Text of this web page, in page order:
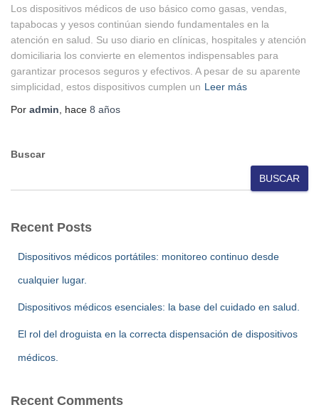
Los dispositivos médicos de uso básico como gasas, vendas,
tapabocas y yesos continúan siendo fundamentales en la
atención en salud. Su uso diario en clínicas, hospitales y atención
domiciliaria los convierte en elementos indispensables para
garantizar procesos seguros y efectivos. A pesar de su aparente
simplicidad, estos dispositivos cumplen un Leer más
Por admin , hace 8 años
Buscar
BUSCAR
Recent Posts
Dispositivos médicos portátiles: monitoreo continuo desde
cualquier lugar.
Dispositivos médicos esenciales: la base del cuidado en salud.
El rol del droguista en la correcta dispensación de dispositivos
médicos.
Recent Comments